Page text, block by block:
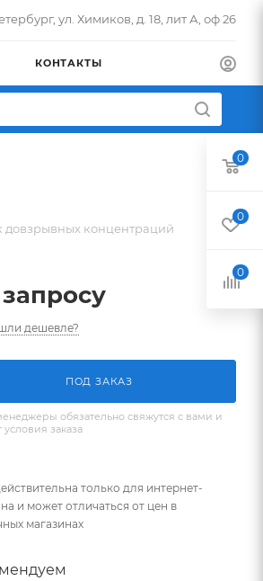
ул. Химиков, д. 18, лит А, оф 26
КОНТАКТЫ
довзрывных концентраций
дешевле?
ПОД ЗАКАЗ
обязательно свяжутся с вами и
условия заказа
только для интернет-
и может отличаться от цен в
магазинах
0
0
0